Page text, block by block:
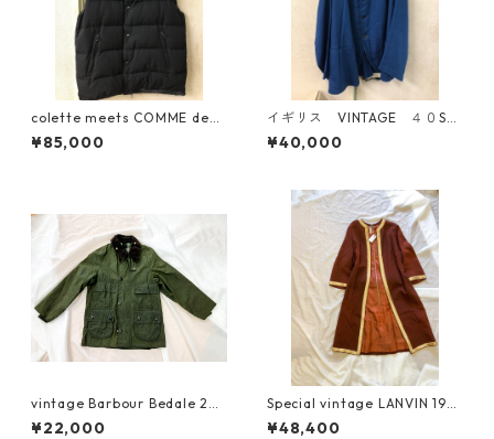
colette meets COMME des
GARCONS 限定 モンクレール
ウールギャバダウンベスト
¥85,000
イギリス VINTAGE ４０S
ホスピタルジャケット
¥40,000
vintage Barbour Bedale 26 1
988年製 3ワラント
¥22,000
Special vintage LANVIN 193
0s リメイク
¥48,400